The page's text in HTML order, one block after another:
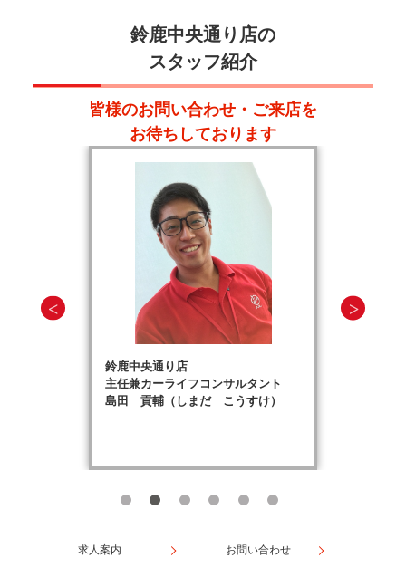
鈴鹿中央通り店の
スタッフ紹介
皆様のお問い合わせ・ご来店を
お待ちしております
鈴鹿中央通り店
主任兼カーライフコンサルタント
島田 貢輔（しまだ こうすけ）
求人案内 お問い合わせ